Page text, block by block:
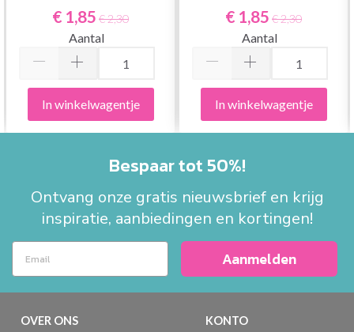
VRACHTWAGEN 8217
€ 1,85 € 2,30
Aantal
In winkelwagentje
VLUCHT 8216
€ 1,85 € 2,30
Aantal
In winkelwagentje
Bespaar tot 50%!
Ontvang onze gratis nieuwsbrief en krijg
inspiratie, aanbiedingen en kortingen!
Aanmelden
OVER ONS KONTO